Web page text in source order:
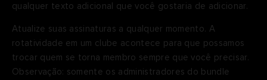
qualquer texto adicional que você gostaria de adicionar.
Atualize suas assinaturas a qualquer momento. A
rotatividade em um clube acontece para que possamos
trocar quem se torna membro sempre que você precisar.
Observação: somente os administradores do bundle